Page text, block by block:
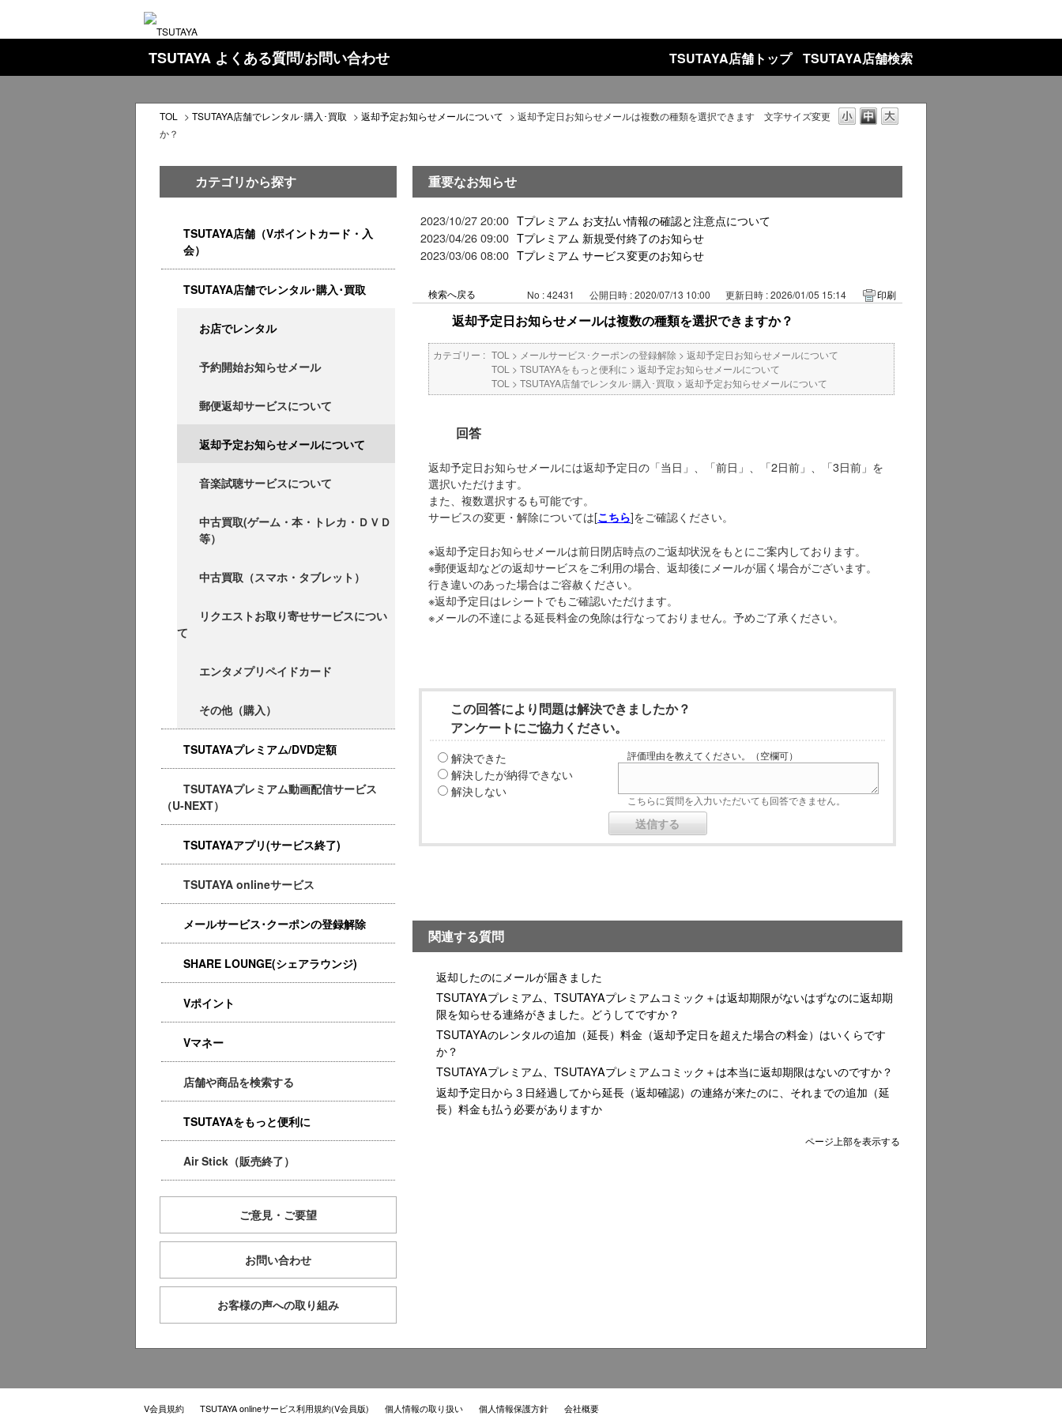
TSUTAYA よくある質問/お問い合わせ TSUTAYA店舗トップ TSUTAYA店舗検索
文字サイズ変更
TOL > TSUTAYA店舗でレンタル･購入･買取 > 返却予定お知らせメールについて > 返却予定日お知らせメールは複数の種類を選択できます
か？
カテゴリから探す
TSUTAYA店舗（Vポイントカード・入
会）
TSUTAYA店舗でレンタル･購入･買取
お店でレンタル
予約開始お知らせメール
郵便返却サービスについて
返却予定お知らせメールについて
音楽試聴サービスについて
中古買取(ゲーム・本・トレカ・ＤＶＤ
等）
中古買取（スマホ・タブレット）
リクエストお取り寄せサービスについ
て
エンタメプリペイドカード
その他（購入）
TSUTAYAプレミアム/DVD定額
TSUTAYAプレミアム動画配信サービス
（U-NEXT）
TSUTAYAアプリ(サービス終了)
TSUTAYA onlineサービス
メールサービス･クーポンの登録解除
SHARE LOUNGE(シェアラウンジ)
Vポイント
Vマネー
店舗や商品を検索する
TSUTAYAをもっと便利に
Air Stick（販売終了）
ご意見・ご要望
お問い合わせ
お客様の声への取り組み
重要なお知らせ
2023/10/27 20:00 Tプレミアム お支払い情報の確認と注意点について
2023/04/26 09:00 Tプレミアム 新規受付終了のお知らせ
2023/03/06 08:00 Tプレミアム サービス変更のお知らせ
検索へ戻る No : 42431 公開日時 : 2020/07/13 10:00 更新日時 : 2026/01/05 15:14 印刷
返却予定日お知らせメールは複数の種類を選択できますか？
カテゴリー : TOL > メールサービス･クーポンの登録解除 > 返却予定日お知らせメールについて
TOL > TSUTAYAをもっと便利に > 返却予定お知らせメールについて
TOL > TSUTAYA店舗でレンタル･購入･買取 > 返却予定お知らせメールについて
回答
返却予定日お知らせメールには返却予定日の「当日」、「前日」、「2日前」、「3日前」を
選択いただけます。
また、複数選択するも可能です。
サービスの変更・解除については[こちら]をご確認ください。
※返却予定日お知らせメールは前日閉店時点のご返却状況をもとにご案内しております。
※郵便返却などの返却サービスをご利用の場合、返却後にメールが届く場合がございます。
行き違いのあった場合はご容赦ください。
※返却予定日はレシートでもご確認いただけます。
※メールの不達による延長料金の免除は行なっておりません。予めご了承ください。
この回答により問題は解決できましたか？
アンケートにご協力ください。
解決できた
解決したが納得できない
解決しない
評価理由を教えてください。（空欄可）
こちらに質問を入力いただいても回答できません。
関連する質問
返却したのにメールが届きました
TSUTAYAプレミアム、TSUTAYAプレミアムコミック＋は返却期限がないはずなのに返却期
限を知らせる連絡がきました。どうしてですか？
TSUTAYAのレンタルの追加（延長）料金（返却予定日を超えた場合の料金）はいくらです
か？
TSUTAYAプレミアム、TSUTAYAプレミアムコミック＋は本当に返却期限はないのですか？
返却予定日から３日経過してから延長（返却確認）の連絡が来たのに、それまでの追加（延
長）料金も払う必要がありますか
ページ上部を表示する
V会員規約 TSUTAYA onlineサービス利用規約(V会員版) 個人情報の取り扱い 個人情報保護方針 会社概要